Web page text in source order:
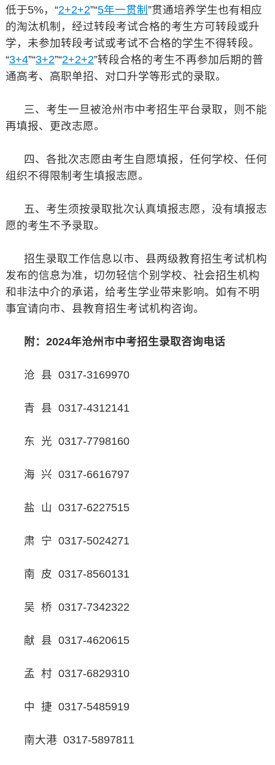
低于5%，“2+2+2”“5年一贯制 ”贯通培养学生也有相应
的淘汰机制，经过转段考试合格的考生方可转段或升
学，未参加转段考试或考试不合格的学生不得转段。
“3+4”“3+2”“2+2+2”转段合格的考生不再参加后期的普
通高考、高职单招、对口升学等形式的录取。
三、考生一旦被沧州市中考招生平台录取，则不能
再填报、更改志愿。
四、各批次志愿由考生自愿填报，任何学校、任何
组织不得限制考生填报志愿。
五、考生须按录取批次认真填报志愿，没有填报志
愿的考生不予录取。
招生录取工作信息以市、县两级教育招生考试机构
发布的信息为准，切勿轻信个别学校、社会招生机构
和非法中介的承诺，给考生学业带来影响。如有不明
事宜请向市、县教育招生考试机构咨询。
附：2024年沧州市中考招生录取咨询电话
沧 县 0317-3169970
青 县 0317-4312141
东 光 0317-7798160
海 兴 0317-6616797
盐 山 0317-6227515
肃 宁 0317-5024271
南 皮 0317-8560131
吴 桥 0317-7342322
献 县 0317-4620615
孟 村 0317-6829310
中 捷 0317-5485919
南大港 0317-5897811